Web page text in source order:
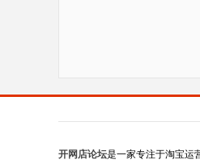
开网店论坛是一家专注于淘宝运